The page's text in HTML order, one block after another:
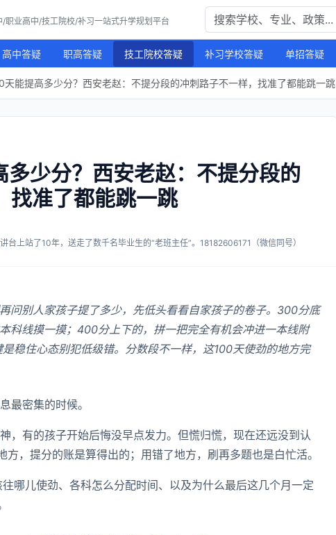
职业高中/技工院校/补习一站式升学规划平台
高中答疑 职高答疑 技工院校答疑 补习学校答疑 单招答疑
天能提高多少分？西安老赵：不提分段的冲刺路子不一样，找准了都能跳一跳
少分？西安老赵：不提分段的
找准了都能跳一跳
台上站了10年，送走了数千名毕业生的“老班主任”。18182606171（微信同号）
问别人家孩子提了多少，先低头看看自家孩子的卷子。300分底
科线摸一摸；400分上下的，拼一把完全有机会冲进一本线附
稳住心态别犯低级错。分数段不一样，这100天使劲的地方完
最密集的时候。
，有的孩子开始后悔没早点发力。但慌归慌，现在还远没到认
，提分的账是算得出的；用错了地方，刷再多题也是白忙活。
哪儿使劲、各科怎么分配时间、以及为什么最后这几个月一定